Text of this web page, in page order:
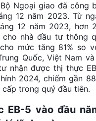
Ngoại giao đã công
12 năm 2023. Từ
12 năm 2023, hơn
cho nhà đầu tư thông
mức tăng 81% so
Quốc, Việt Nam
nhận được thị thực
2024, chiếm gần
trong quý đầu tiên.
EB-5 vào đầu